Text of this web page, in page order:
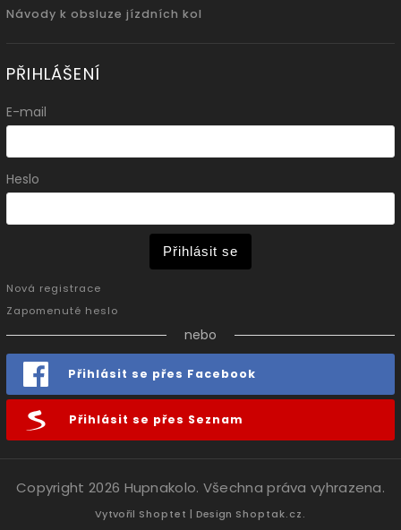
Návody k obsluze jízdních kol
PŘIHLÁŠENÍ
E-mail
Heslo
Přihlásit se
Nová registrace
Zapomenuté heslo
nebo
Přihlásit se přes Facebook
Přihlásit se přes Seznam
Copyright 2026 Hupnakolo. Všechna práva vyhrazena.
Vytvořil Shoptet | Design Shoptak.cz.